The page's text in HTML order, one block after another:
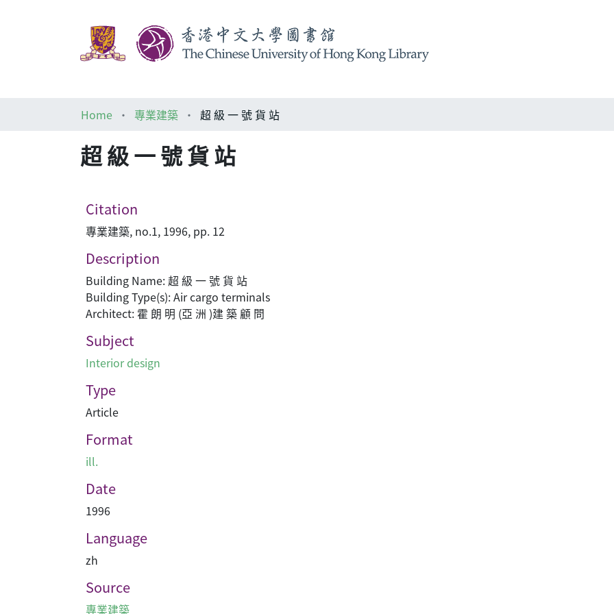
Home
專業建築 超 級 一 號 貨 站
超 級 一 號 貨 站
Citation
專業建築, no.1, 1996, pp. 12
Description
Building Name: 超 級 一 號 貨 站
Building Type(s): Air cargo terminals
Architect: 霍 朗 明 (亞 洲 )建 築 顧 問
Subject
Interior design
Type
Article
Format
ill.
Date
1996
Language
zh
Source
專業建築